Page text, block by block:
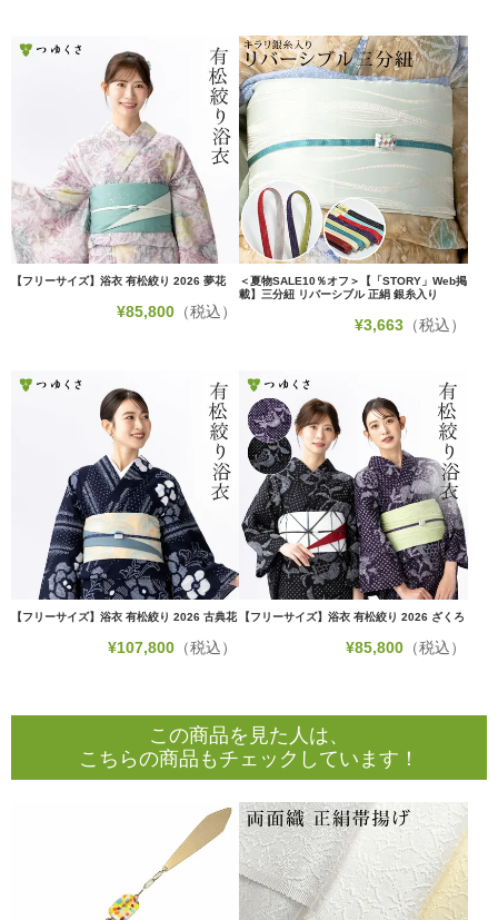
【フリーサイズ】浴衣 有松絞り 2026 夢花
¥85,800 （税込）
＜夏物SALE10％オフ＞【「STORY」Web掲
載】三分紐 リバーシブル 正絹 銀糸入り
¥3,663（税込）
【フリーサイズ】浴衣 有松絞り 2026 古典花
¥107,800 （税込）
【フリーサイズ】浴衣 有松絞り 2026 ざくろ
¥85,800（税込）
この商品を見た人は、
こちらの商品もチェックしています！